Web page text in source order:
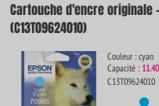
Cartouche d'encre originale -
(C13T09624010)
Couleur : cyan
Capacité :
C13T09624010